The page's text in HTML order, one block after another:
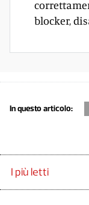
blocker,
In questo articolo:
I più letti